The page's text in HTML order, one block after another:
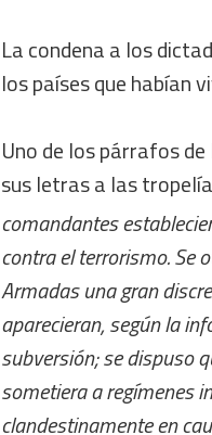
La condena a los
los países que habían
Uno de los párrafos
sus letras a las
comandantes
contra el terrorismo. Se
Armadas una gran
aparecieran, según la
subversión; se dispuso
sometiera a regímenes
clandestinamente en